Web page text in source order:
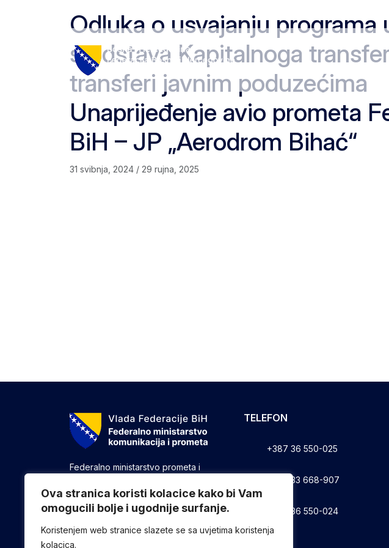
Ova stranica koristi kolacice kako bi Vam
omogucili bolje i ugodnije surfanje.
Koristenjem web stranice slazete se sa uvjetima koristenja
kolacica.
Odluka o usvajanju programa
sredstava Kapitalnoga
transferi javnim poduzećima
Unaprijeđenje avio prometa
BiH – JP „Aerodrom Bihać“
31 svibnja, 2024 / 29 rujna, 2025
Federalno ministarstvo prometa i
druge poslove utvrđene zakonom koji
se odnose na ostvarivanje nadležnosti
Federacije u oblasti prometa i
komunikacija.
TELEFON
+387 36 550-025
+387 33 668-907
+387 36 550-024